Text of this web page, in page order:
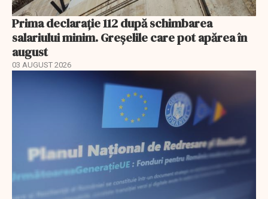
Prima declarație 112 după schimbarea
salariului minim. Greșelile care pot apărea în
august
03 AUGUST 2026